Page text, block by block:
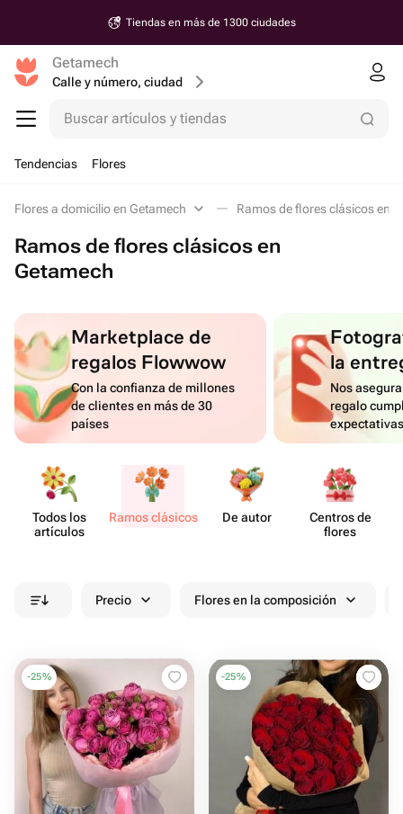
Tiendas en más de 1300 ciudades
Getamech
Calle y número, ciudad
Buscar artículos y tiendas
Tendencias Flores
Flores a domicilio en Getamech Ramos de flores clásicos en
Ramos de flores clásicos en
Getamech
Marketplace de
regalos Flowwow
Con la confianza de millones
de clientes en más de 30
países
la
Nos
regalo
Todos los
artículos
Ramos clásicos De autor
Centros de
flores
Precio Flores en la composición
-25% -25%